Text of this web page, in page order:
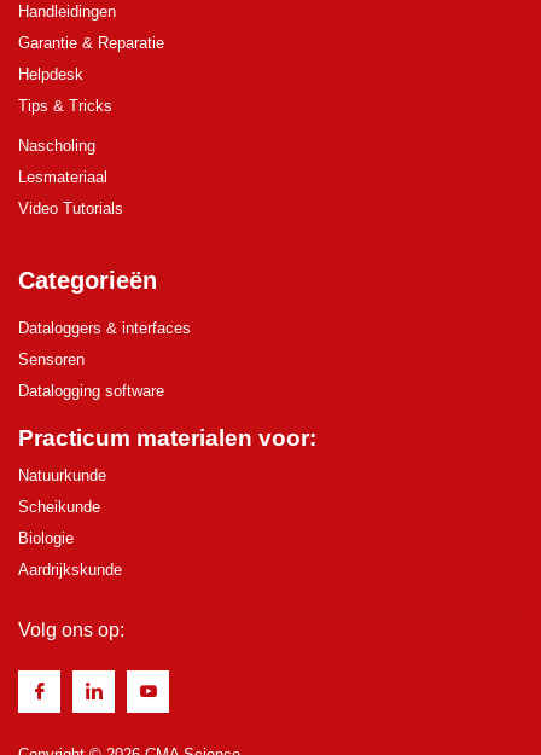
Handleidingen
Garantie & Reparatie
Helpdesk
Tips & Tricks
Nascholing
Lesmateriaal
Video Tutorials
Categorieën
Dataloggers & interfaces
Sensoren
Datalogging software
Practicum materialen voor:
Natuurkunde
Scheikunde
Biologie
Aardrijkskunde
Volg ons op: